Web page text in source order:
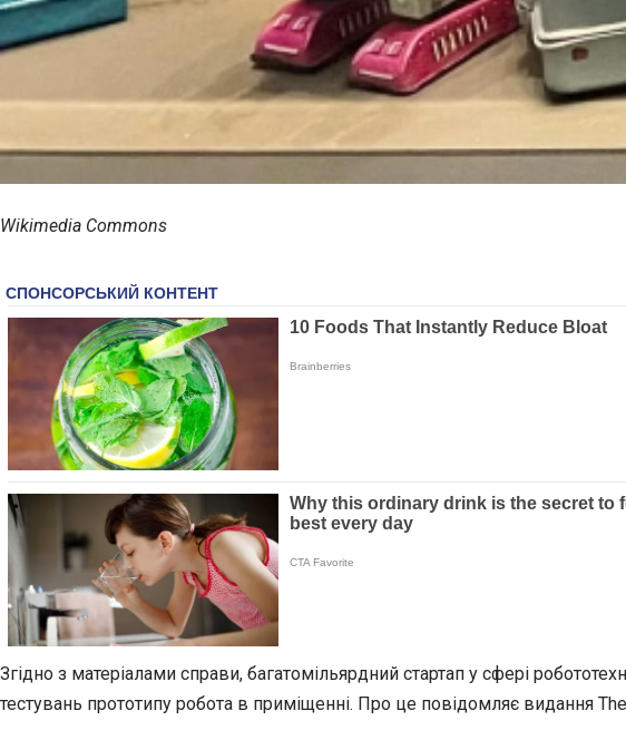
Wikimedia Commons
Згідно з матеріалами справи, багатомільярдний стартап у сфері
тестувань прототипу робота в приміщенні. Про це повідомляє видання